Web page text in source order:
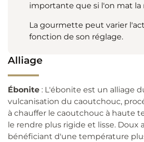
importante que si l'on mat la
La gourmette peut varier
fonction de son réglage.
Alliage
Ébonite : L'ébonite est un alliage
vulcanisation du caoutchouc,
à chauffer le caoutchouc à haute
le rendre plus rigide et lisse. Doux
bénéficiant d'une température